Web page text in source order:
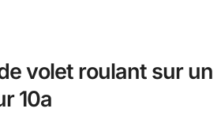
volet roulant sur un
10a